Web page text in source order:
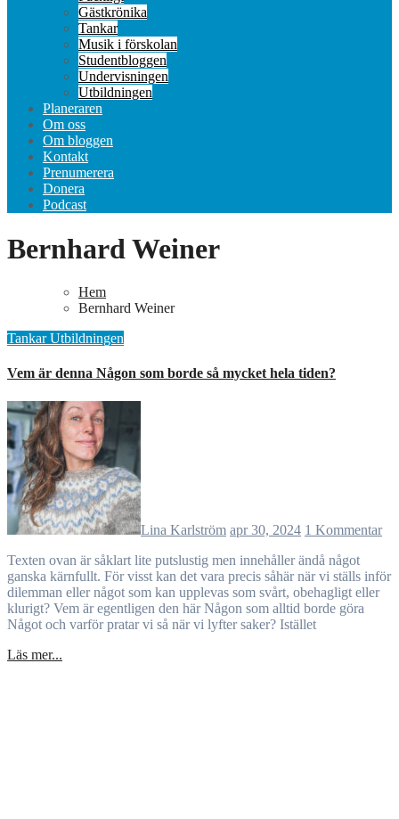
Gästkrönika
Tankar
Musik i förskolan
Studentbloggen
Undervisningen
Utbildningen
Planeraren
Om oss
Om bloggen
Kontakt
Prenumerera
Donera
Podcast
Bernhard Weiner
Hem
Bernhard Weiner
TankarUtbildningen
Vem är denna Någon som borde så mycket hela tiden?
Lina Karlström apr 30, 2024 1 Kommentar
Texten ovan är såklart lite putslustig men innehåller ändå något
ganska kärnfullt. För visst kan det vara precis såhär när vi ställs inför
dilemman eller något som kan upplevas som svårt, obehagligt eller
klurigt? Vem är egentligen den här Någon som alltid borde göra
Något och varför pratar vi så när vi lyfter saker? Istället
Läs mer...